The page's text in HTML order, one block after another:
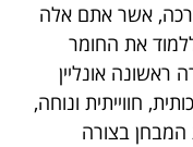
אשר אתם אלה
את החומר
ראשונה אונליין
חווייתית ונוחה,
בצורה